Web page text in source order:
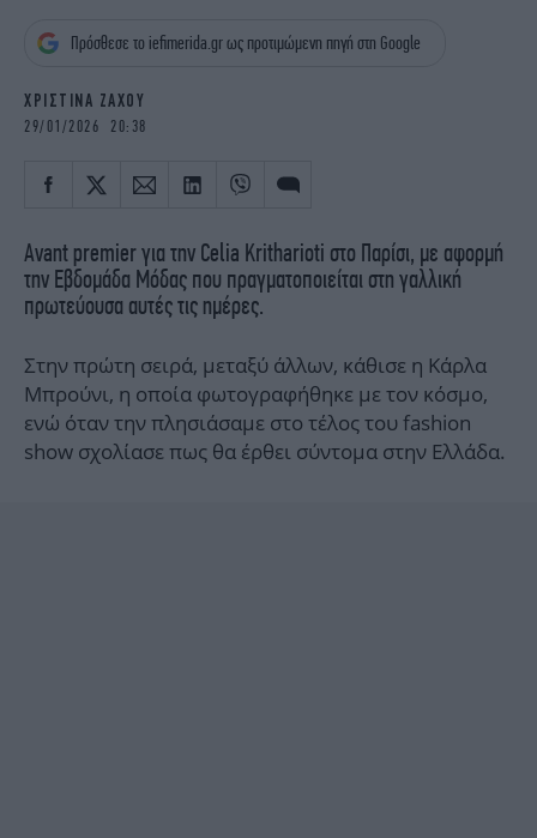
OSCARS
THE OCEAN
Πρόσθεσε το iefimerida.gr ως προτιμώμενη πηγή στη Google
ΧΡΙΣΤΙΝΑ ΖΑΧΟΥ
29/01/2026 20:38
Avant premier για την Celia Kritharioti στο Παρίσι, με αφορμή
την Εβδομάδα Μόδας που πραγματοποιείται στη γαλλική
πρωτεύουσα αυτές τις ημέρες.
Στην πρώτη σειρά, μεταξύ άλλων, κάθισε η Κάρλα
Μπρούνι, η οποία φωτογραφήθηκε με τον κόσμο,
ενώ όταν την πλησιάσαμε στο τέλος του fashion
show σχολίασε πως θα έρθει σύντομα στην Ελλάδα.